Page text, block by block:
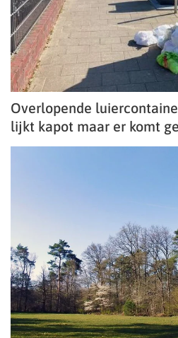
Overlopende
lijkt kapot maar er komt